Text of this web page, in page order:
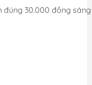
30.000 đồng sáng